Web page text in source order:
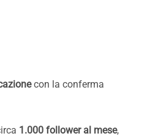
con la conferma
1.000 follower al mese,